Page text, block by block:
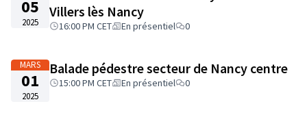
05
2025
Villers lès Nancy
16:00 PM CET En présentiel 0
MARS
01
2025
Balade pédestre secteur de Nancy centre
15:00 PM CET En présentiel 0